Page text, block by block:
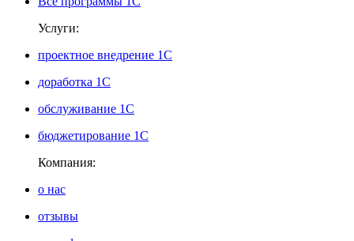
Услуги:
проектное внедрение 1С
доработка 1С
обслуживание 1С
бюджетирование 1С
Компания:
о нас
отзывы